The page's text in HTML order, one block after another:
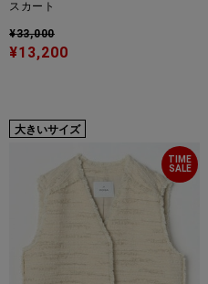
スカート
¥33,000
¥13,200
大きいサイズ
TIME
SALE